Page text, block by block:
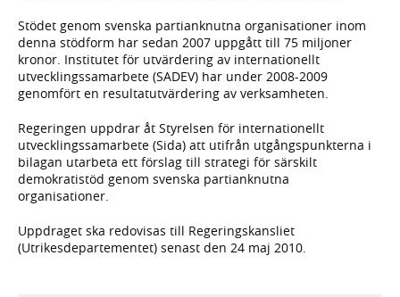
Stödet genom svenska partianknutna organisationer inom
denna stödform har sedan 2007 uppgått till 75 miljoner
kronor. Institutet för utvärdering av internationellt
utvecklingssamarbete (SADEV) har under 2008-2009
genomfört en resultatutvärdering av verksamheten.
Regeringen uppdrar åt Styrelsen för internationellt
utvecklingssamarbete (Sida) att utifrån utgångspunkterna i
bilagan utarbeta ett förslag till strategi för särskilt
demokratistöd genom svenska partianknutna
organisationer.
Uppdraget ska redovisas till Regeringskansliet
(Utrikesdepartementet) senast den 24 maj 2010.